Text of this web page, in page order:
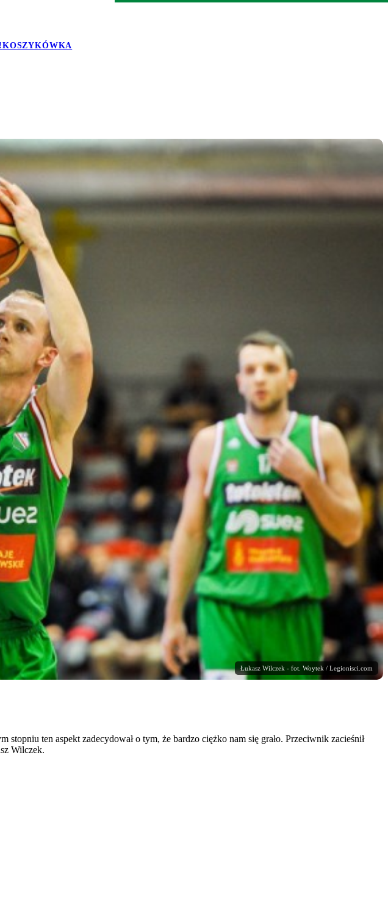
KOSZYKÓWKA
Łukasz Wilczek - fot. Woytek / Legionisci.com
ten aspekt zadecydował o tym, że bardzo ciężko nam się grało. Przeciwnik zacieśnił
Wilczek.